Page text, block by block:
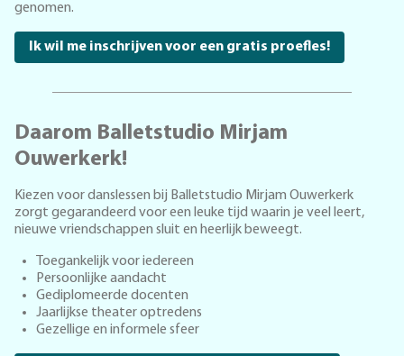
genomen.
Ik wil me inschrijven voor een gratis proefles!
Daarom Balletstudio Mirjam
Ouwerkerk!
Kiezen voor danslessen bij Balletstudio Mirjam Ouwerkerk
zorgt gegarandeerd voor een leuke tijd waarin je veel leert,
nieuwe vriendschappen sluit en heerlijk beweegt.
Toegankelijk voor iedereen
Persoonlijke aandacht
Gediplomeerde docenten
Jaarlijkse theater optredens
Gezellige en informele sfeer